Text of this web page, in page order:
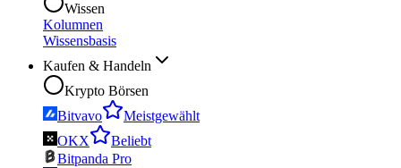
Wissen
Kolumnen
Wissensbasis
Kaufen & Handeln
Krypto Börsen
Bitvavo
Meistgewählt
OKX
Beliebt
Bitpanda Pro